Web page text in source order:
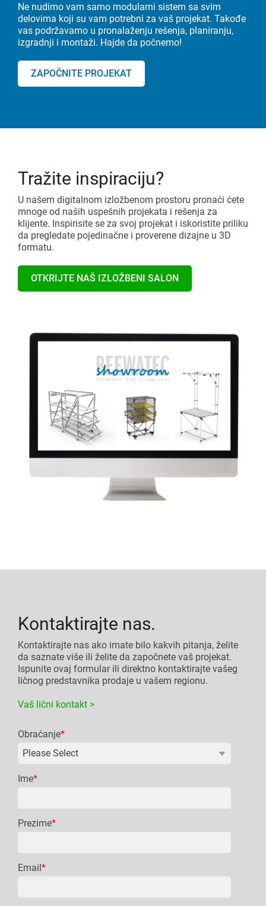
Ne nudimo vam samo modularni sistem sa svim
delovima koji su vam potrebni za vaš projekat. Takođe
vas podržavamo u pronalaženju rešenja, planiranju,
izgradnji i montaži. Hajde da počnemo!
ZAPOČNITE PROJEKAT
Tražite inspiraciju?
U našem digitalnom izložbenom prostoru pronaći ćete
mnoge od naših uspešnih projekata i rešenja za
klijente. Inspirisite se za svoj projekat i iskoristite priliku
da pregledate pojedinačne i proverene dizajne u 3D
formatu.
OTKRIJTE NAŠ IZLOŽBENI SALON
Kontaktirajte nas.
Kontaktirajte nas ako imate bilo kakvih pitanja, želite
da saznate više ili želite da započnete vaš projekat.
Ispunite ovaj formular ili direktno kontaktirajte vašeg
ličnog predstavnika prodaje u vašem regionu.
Vaš lični kontakt >
Obraćanje*
Ime*
Prezime*
Email*